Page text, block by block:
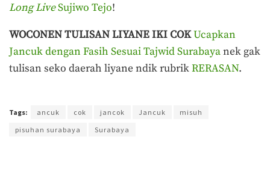
Long LiveSujiwo Tejo!
WOCONEN TULISAN LIYANE IKI COKUcapkan
Jancuk dengan Fasih Sesuai Tajwid Surabayanek gak
tulisan seko daerah liyane ndik rubrikRERASAN.
Tags: ancuk cok jancok Jancuk
misuh
pisuhan surabaya
Surabaya